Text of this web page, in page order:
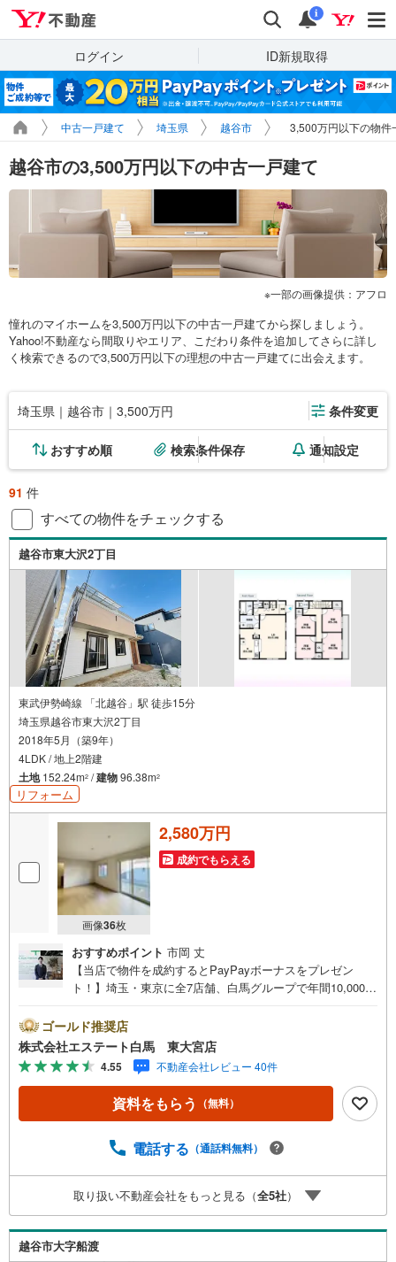
検索 通知
i
ログイン ID新規取得
中古一戸建て 埼玉県 越谷市 3,500万円以下の物件
越谷市の3,500万円以下の中古一戸建て
一部の画像提供：アフロ
憧れのマイホームを3,500万円以下の中古一戸建てから探しましょう。
Yahoo!不動産なら間取りやエリア、こだわり条件を追加してさらに詳し
く検索できるので3,500万円以下の理想の中古一戸建てに出会えます。
埼玉県｜越谷市｜3,500万円 条件変更
おすすめ順 検索条件保存 通知設定
91 件
すべての物件をチェックする
越谷市東大沢2丁目
東武伊勢崎線 「北越谷」駅 徒歩15分
埼玉県越谷市東大沢2丁目
2018年5月（築9年）
4LDK / 地上2階建
土地152.24m2 /建物96.38m2
リフォーム
画像36枚
2,580万円
成約でもらえる
おすすめポイント 市岡 丈
【当店で物件を成約するとPayPayボーナスをプレゼン
ト！】埼玉・東京に全7店舗、白馬グループで年間10,000人
築・リフォーム・資金計画のプロが、より良いご提案をい
たします。～人気のリモート見学・リモート相談サービス
～・小さいお子様や家事で外出できない、天気が悪く外出
したくない時・LINEやZOOMなど無料のアプリですぐにご
利用いただけます・リモート見学はスタッフがご興味ある
物件の現地から映像をお届けします・写真では伝わりにく
「見え方」などもしっかり確認できます・リモート相談は
ャルプランナーと1対1で・バーチャル背景でプライバシー
も安心・忙しいパートナーに変わって予め確認も・別々の
場所から家族みんなで参加もできます・お気軽にご相談下
さい～営業時間～9:30～18:30こちらのお時間でしたらお電
話でのお問合せがスムーズですお気軽にお問合せください
ゴールド推奨店
株式会社エステート白馬 東大宮店
4.55 不動産会社レビュー 40件
資料をもらう （無料）
電話する （通話料無料）
取り扱い不動産会社をもっと見る（全5社）
越谷市大字船渡